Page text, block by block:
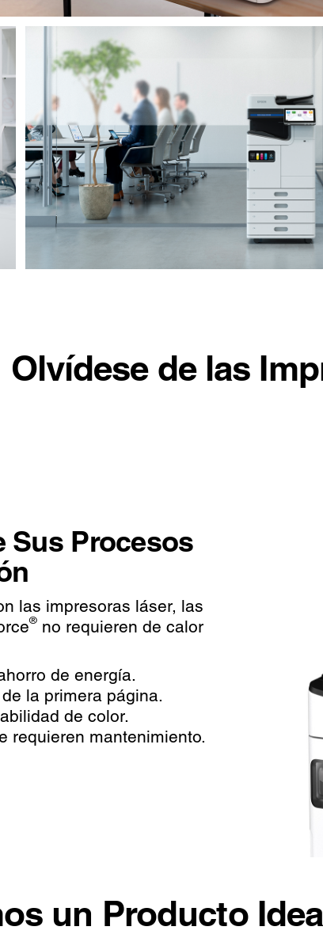
Olvídese de las
Sus Procesos
las impresoras láser, las
®no requieren de calor
de energía.
la primera página.
de color.
requieren mantenimiento.
un Producto